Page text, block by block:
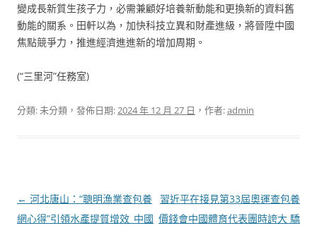
變成長新質生孩子力，必需兼顧好培養新動能和更換新的資料舊
動能的關系。田軒以為，加快科技立異和財產進級，將晉陞中國
焦點競爭力，推進經濟進進新的增加周期。
(“三里河”任務室)
分類: 未分類，發佈日期: 2024 年 12 月 27 日 ，作者:admin
文
章
← 河北唐山：“聰明漁業查包養
網心得”引領水產提質增效_中國
習近平在接見第33屆奧運查包養
價錢會中國體育代表團時誇大 驕